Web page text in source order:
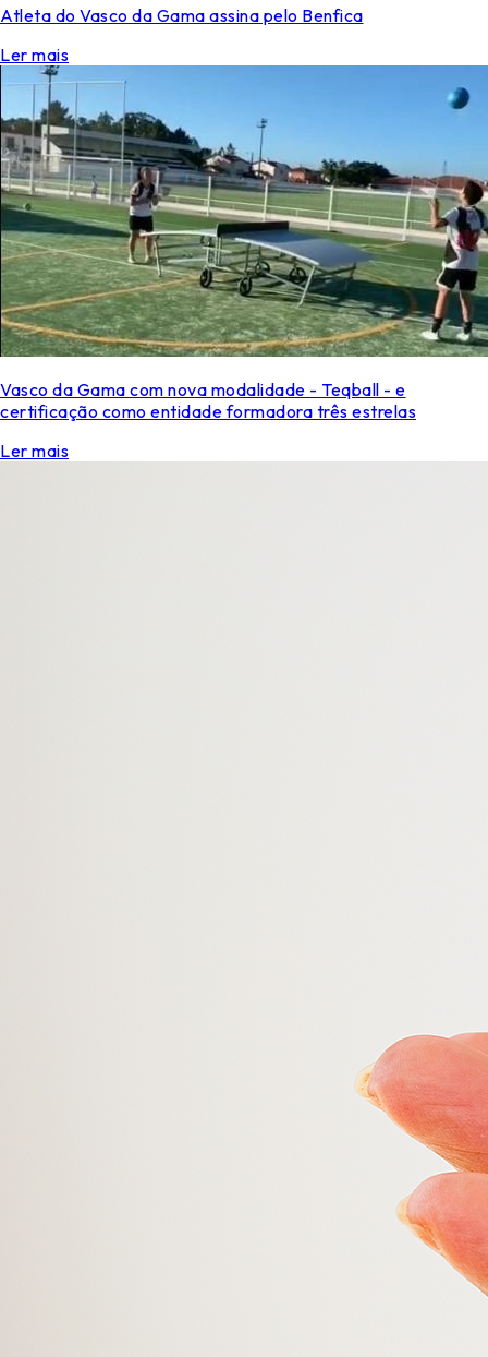
Atleta do Vasco da Gama assina pelo Benfica
Ler mais
Vasco da Gama com nova modalidade - Teqball - e
certificação como entidade formadora três estrelas
Ler mais